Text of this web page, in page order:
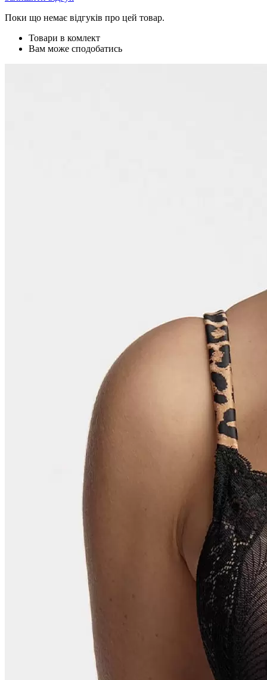
Поки що немає відгуків про цей товар.
Товари в комлект
Вам може сподобатись